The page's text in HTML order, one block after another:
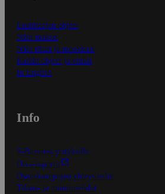
Ensitilaajan ohjeet
Näin maksat
Näin tilaat ja muokkaat
Kaikki ohjeet ja vinkit
In English
Info
S-Business yrityksille
Oiva-raportit
Osuuskauppojen yhteystiedot
Tilaus- ja toimitusehdot